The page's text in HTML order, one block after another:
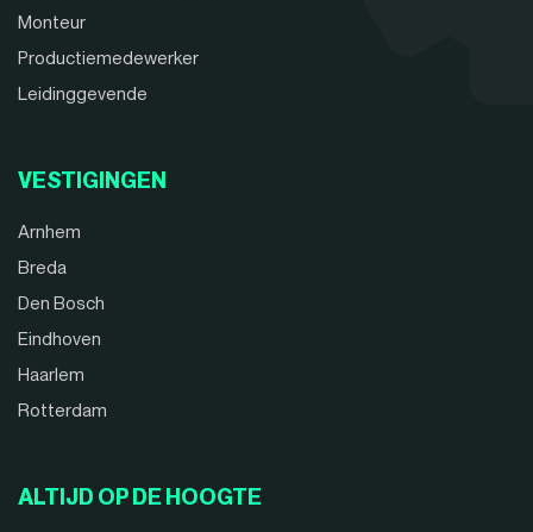
Monteur
Productiemedewerker
Leidinggevende
VESTIGINGEN
Arnhem
Breda
Den Bosch
Eindhoven
Haarlem
Rotterdam
ALTIJD OP DE HOOGTE